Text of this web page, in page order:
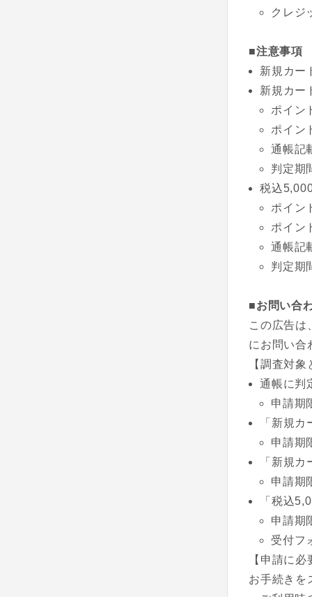
クレジ
■注意事項
新規カー
新規カー
ポイン
ポイン
通帳記
判定期
税込
ポイン
ポイン
通帳記
判定期
■お問い合
この広告は
にお問い合
【調査対
通帳に判
申請期
「新規
申請期
「新規
申請期
「税込
申請期
受付フ
【申請に
お手続きを